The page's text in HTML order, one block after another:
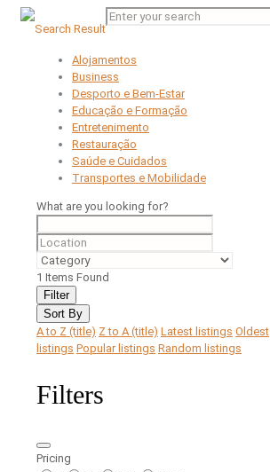
Alojamentos
Business
Desporto e Bem-Estar
Educação e Formação
Entretenimento
Restauração
Saúde e Cuidados
Transportes e Mobilidade
What are you looking for?
1 Items Found
Filter
Sort By
A to Z (title) Z to A (title) Latest listings Oldest
listings Popular listings Random listings
Filters
Pricing